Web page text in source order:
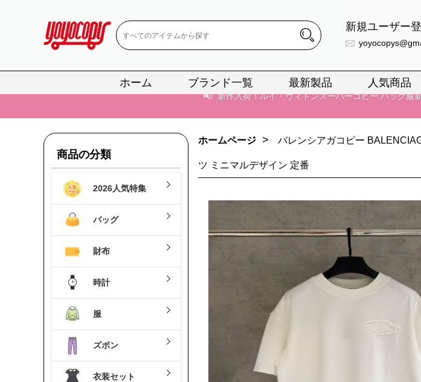
新規ユーザー
ホーム ブランド一覧 最新製品 人気商品
当店は正真正銘のn級スーパーコピーのみ取扱い。
📢 当店は正真正銘のn級スーパーコピーのみ取扱い。
📢 2026春の新作続々更新中！期間中のご注
新作入荷！ルイ・ヴィトンスーパーコピー バッグ
商品の分類
2026人気特集
バッグ
財布
時計
服
ズボン
衣装セット
ホームページ > バレンシアガコピー
ツ ミニマルデザイン 定番